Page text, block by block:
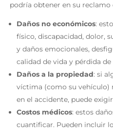
podría obtener en su reclamo
Daños no económicos:
físico, discapacidad, dolor,
y daños emocionales,
calidad de vida y pérdida
Daños a la propiedad: si
víctima (como su vehículo)
en el accidente, puede
Costos médicos: estos
cuantificar. Pueden incluir